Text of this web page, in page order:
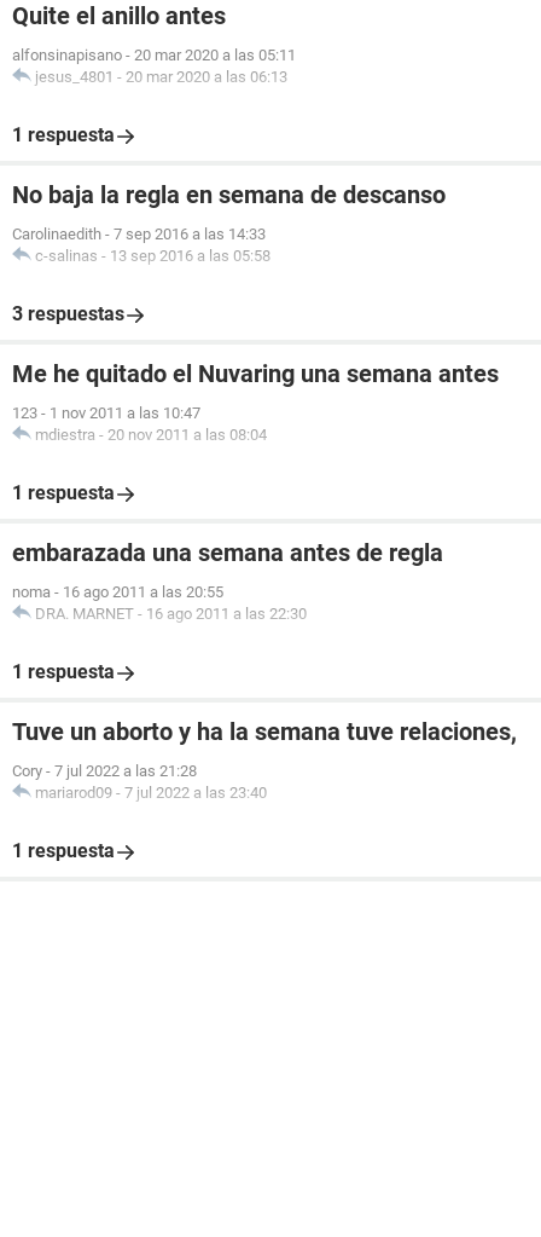
Quite el anillo antes
alfonsinapisano - 20 mar 2020 a las 05:11
jesus_4801 - 20 mar 2020 a las 06:13
1 respuesta
No baja la regla en semana de descanso
Carolinaedith - 7 sep 2016 a las 14:33
c-salinas - 13 sep 2016 a las 05:58
3 respuestas
Me he quitado el Nuvaring una semana antes
123 - 1 nov 2011 a las 10:47
mdiestra - 20 nov 2011 a las 08:04
1 respuesta
embarazada una semana antes de regla
noma - 16 ago 2011 a las 20:55
DRA. MARNET - 16 ago 2011 a las 22:30
1 respuesta
Tuve un aborto y ha la semana tuve relaciones,
Cory - 7 jul 2022 a las 21:28
mariarod09 - 7 jul 2022 a las 23:40
1 respuesta